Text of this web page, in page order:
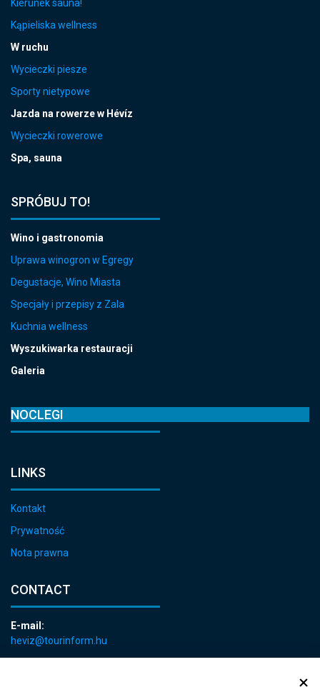
Kierunek sauna!
Kąpieliska wellness
W ruchu
Wycieczki piesze
Sporty nietypowe
Jazda na rowerze w Hévíz
Wycieczki rowerowe
Spa, sauna
SPRÓBUJ TO!
Wino i gastronomia
Uprawa winogron w Egregy
Degustacje, Wino Miasta
Specjały i przepisy z Zala
Kuchnia wellness
Wyszukiwarka restauracji
Galeria
NOCLEGI
LINKS
Kontakt
Prywatność
Nota prawna
CONTACT
E-mail:
heviz@tourinform.hu